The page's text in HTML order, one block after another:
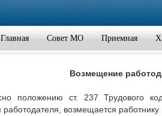
Главная Совет МО Приемная
Возмещение
положению ст. 237 Трудового
работодателя, возмещается